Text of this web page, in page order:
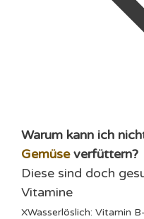
Warum kann ich
Gemüseverfüttern?
Diese sind doch
Vitamine
XWasserlöslich: Vitamin